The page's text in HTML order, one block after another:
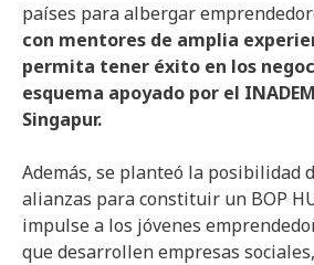
países para albergar
con mentores de amplia
permita tener éxito en los
esquema apoyado por el
Singapur.
Además, se planteó la posibilidad
alianzas para constituir un BOP
impulse a los jóvenes
que desarrollen empresas